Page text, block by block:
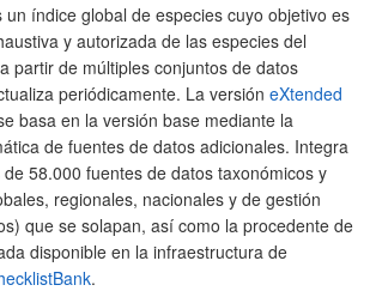
un índice global de especies cuyo objetivo es
y autorizada de las especies del
partir de múltiples conjuntos de datos
periódicamente. La versión eXtended
basa en la versión base mediante la
de fuentes de datos adicionales. Integra
58.000 fuentes de datos taxonómicos y
regionales, nacionales y de gestión
que se solapan, así como la procedente de
disponible en la infraestructura de
.